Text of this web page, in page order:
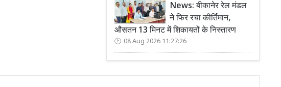
News: बीकानेर रेल मंडल
ने फिर रचा कीर्तिमान,
औसतन 13 मिनट में शिकायतों के निस्तारण
08 Aug 2026 11:27:26